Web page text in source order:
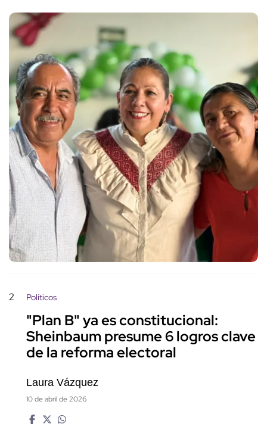
2 Políticos
"Plan B" ya es constitucional:
Sheinbaum presume 6 logros clave
de la reforma electoral
Laura Vázquez
10 de abril de 2026